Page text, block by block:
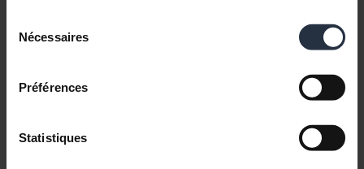
Nécessaires
Préférences
Statistiques